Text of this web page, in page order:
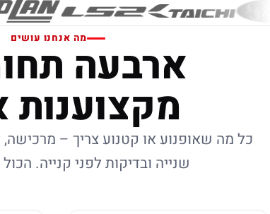
מה אנחנו עושיםארבעה
כל מה שאופנוע או קטנוע צריך – מרכישה,
שנייה ובדיקות לפני קנייה.